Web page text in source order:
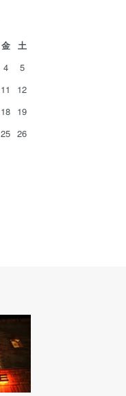
金
土
4
5
11
12
18 19
25 26